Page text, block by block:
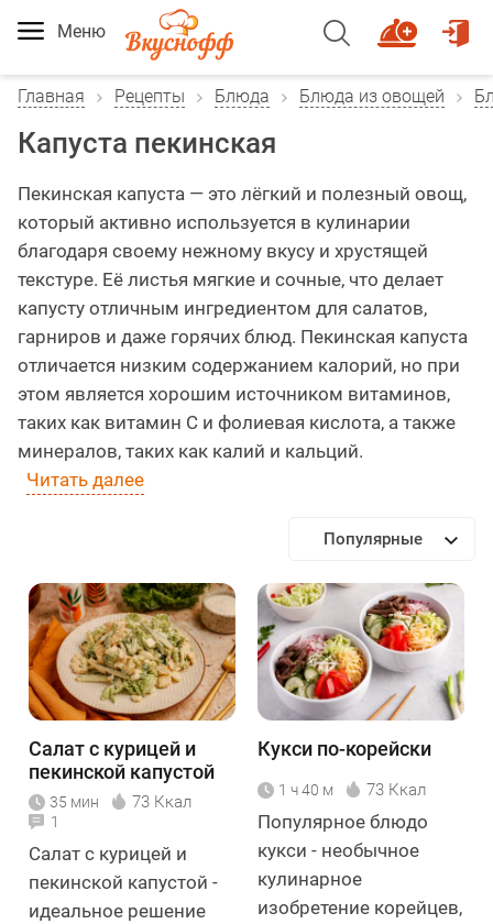
Меню
Главная Рецепты Блюда Блюда из овощей
Капуста пекинская
Пекинская капуста — это лёгкий и полезный овощ,
который активно используется в кулинарии
благодаря своему нежному вкусу и хрустящей
текстуре. Её листья мягкие и сочные, что делает
капусту отличным ингредиентом для салатов,
гарниров и даже горячих блюд. Пекинская капуста
отличается низким содержанием калорий, но при
этом является хорошим источником витаминов,
таких как витамин C и фолиевая кислота, а также
минералов, таких как калий и кальций.
Читать далее
Популярные
Салат с курицей и
пекинской капустой
35 мин 73 Ккал
1
Салат с курицей и
пекинской капустой -
идеальное решение
Кукси по-корейски
1 ч 40 м 73 Ккал
Популярное блюдо
кукси - необычное
кулинарное
изобретение корейцев,